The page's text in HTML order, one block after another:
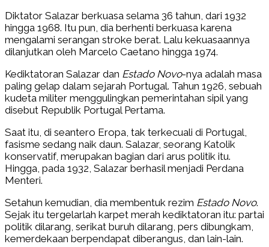
Diktator Salazar berkuasa selama 36 tahun, dari 1932
hingga 1968. Itu pun, dia berhenti berkuasa karena
mengalami serangan stroke berat. Lalu kekuasaannya
dilanjutkan oleh Marcelo Caetano hingga 1974.
Kediktatoran Salazar dan Estado Novo-nya adalah masa
paling gelap dalam sejarah Portugal. Tahun 1926, sebuah
kudeta militer menggulingkan pemerintahan sipil yang
disebut Republik Portugal Pertama.
Saat itu, di seantero Eropa, tak terkecuali di Portugal,
fasisme sedang naik daun. Salazar, seorang Katolik
konservatif, merupakan bagian dari arus politik itu.
Hingga, pada 1932, Salazar berhasil menjadi Perdana
Menteri.
Setahun kemudian, dia membentuk rezim Estado Novo.
Sejak itu tergelarlah karpet merah kediktatoran itu: partai
politik dilarang, serikat buruh dilarang, pers dibungkam,
kemerdekaan berpendapat diberangus, dan lain-lain.